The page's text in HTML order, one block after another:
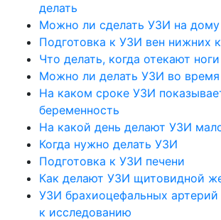
делать
Можно ли сделать УЗИ на дому
Подготовка к УЗИ вен нижних
Что делать, когда отекают ноги
Можно ли делать УЗИ во
На каком сроке УЗИ
беременность
На какой день делают УЗИ
Когда нужно делать УЗИ
Подготовка к УЗИ печени
Как делают УЗИ щитовидной
УЗИ брахиоцефальных
к исследованию